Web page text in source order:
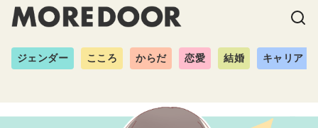
ジェンダー こころ からだ 恋愛 結婚 キャリア